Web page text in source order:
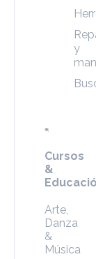
y
Cursos
&
Arte,
Danza
&
Música